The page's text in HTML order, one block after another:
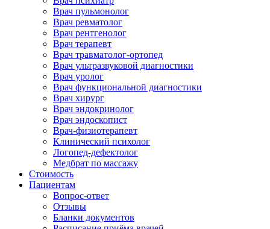
Врач пульмонолог
Врач ревматолог
Врач рентгенолог
Врач терапевт
Врач травматолог-ортопед
Врач ультразвуковой диагностики
Врач уролог
Врач функциональной диагностики
Врач хирург
Врач эндокринолог
Врач эндоскопист
Врач-физиотерапевт
Клинический психолог
Логопед-дефектолог
Медбрат по массажу
Стоимость
Пациентам
Вопрос-ответ
Отзывы
Бланки документов